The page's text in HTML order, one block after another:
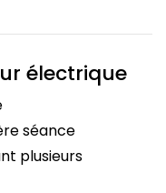
électrique
séance
plusieurs